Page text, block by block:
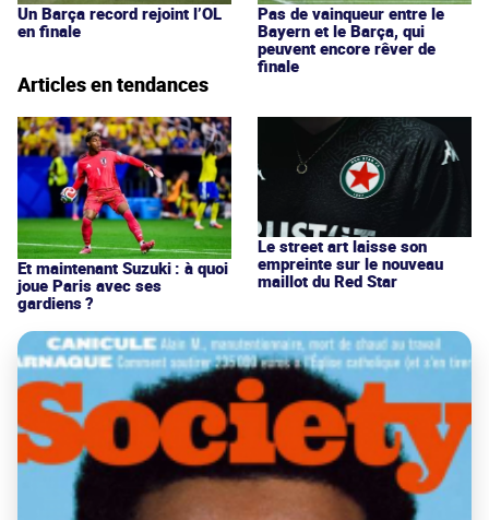
Un Barça record rejoint l’OL
en finale
Pas de vainqueur entre le
Bayern et le Barça, qui
peuvent encore rêver de
finale
Articles en tendances
Et maintenant Suzuki : à quoi
joue Paris avec ses
gardiens ?
Le street art laisse son
empreinte sur le nouveau
maillot du Red Star